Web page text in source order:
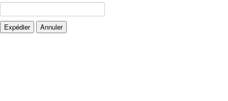
Expédier Annuler